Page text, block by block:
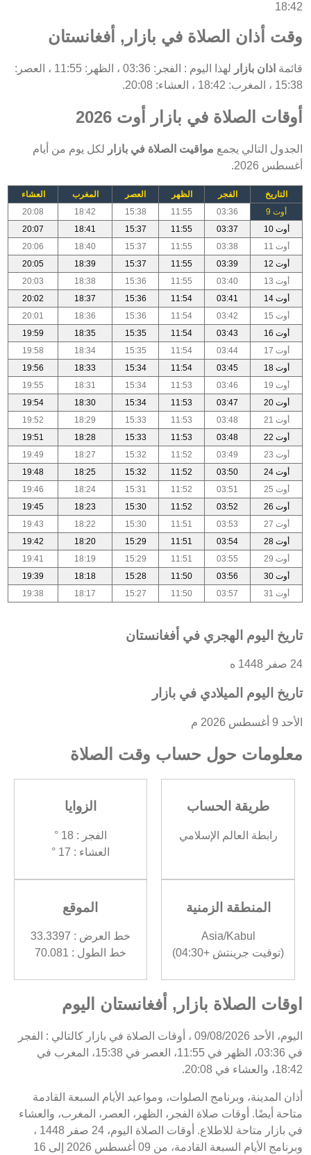
18:42
وقت أذان الصلاة في بازار, أفغانستان
قائمة اذان بازار
لهذا اليوم : الفجر: 03:36 ، الظهر: 11:55 ، العصر:
15:38 ، المغرب: 18:42 ، العشاء: 20:08.
أوقات الصلاة في بازار أوت 2026
الجدول التالي يجمع مواقيت الصلاة في بازار لكل يوم من أيام
أغسطس 2026.
التاريخ الفجر الظهر العصر المغرب
العشاء
أوت 9
03:36
11:55
15:38
18:42
20:08
أوت 10
03:37
11:55
15:37
18:41
20:07
أوت 11
03:38
11:55
15:37
18:40
20:06
أوت 12
03:39
11:55
15:37
18:39
20:05
أوت 13
03:40
11:55
15:36
18:38
20:03
أوت 14
03:41
11:54
15:36
18:37
20:02
أوت 15
03:42
11:54
15:36
18:36
20:01
أوت 16
03:43
11:54
15:35
18:35
19:59
أوت 17
03:44
11:54
15:35
18:34
19:58
أوت 18
03:45
11:54
15:34
18:33
19:56
أوت 19
03:46
11:53
15:34
18:31
19:55
أوت 20
03:47
11:53
15:34
18:30
19:54
أوت 21
03:48
11:53
15:33
18:29
19:52
أوت 22
03:48
11:53
15:33
18:28
19:51
أوت 23
03:49
11:52
15:32
18:27
19:49
أوت 24
03:50
11:52
15:32
18:25
19:48
أوت 25
03:51
11:52
15:31
18:24
19:46
أوت 26
03:52
11:52
15:30
18:23
19:45
أوت 27
03:53
11:51
15:30
18:22
19:43
أوت 28
03:54
11:51
15:29
18:20
19:42
أوت 29
03:55
11:51
15:29
18:19
19:41
أوت 30
03:56
11:50
15:28
18:18
19:39
أوت 31
03:57
11:50
15:27
18:17
19:38
تاريخ اليوم الهجري في أفغانستان
24 صفر 1448 ه
تاريخ اليوم الميلادي في بازار
الأحد 9 أغسطس 2026 م
معلومات حول حساب وقت الصلاة
طريقة الحساب
رابطة العالم الإسلامي
الزوايا
الفجر : 18 °
العشاء : 17 °
المنطقة الزمنية
Asia/Kabul
(توقيت جرينتش +04:30)
الموقع
خط العرض : 33.3397
خط الطول : 70.081
اوقات الصلاة بازار, أفغانستان اليوم
اليوم، الأحد 09/08/2026 ، أوقات الصلاة في بازار كالتالي : الفجر
في 03:36، الظهر في 11:55، العصر في 15:38، المغرب في
18:42، والعشاء في 20:08.
أذان المدينة، وبرنامج الصلوات، ومواعيد الأيام السبعة القادمة
متاحة أيضًا. أوقات صلاة الفجر، الظهر، العصر، المغرب، والعشاء
في بازار متاحة للاطلاع. أوقات الصلاة اليوم، 24 صفر 1448 ،
وبرنامج الأيام السبعة القادمة، من 09 أغسطس 2026 إلى 16